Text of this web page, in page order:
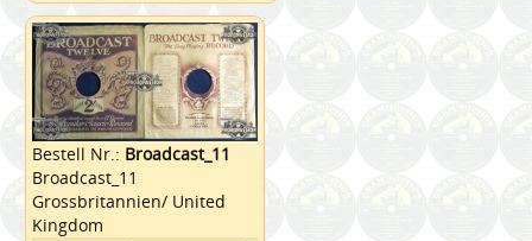
Bestell Nr.: Broadcast_11
Broadcast_11
Grossbritannien/ United
Kingdom